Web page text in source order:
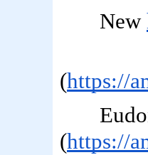
New
(https://
(https://